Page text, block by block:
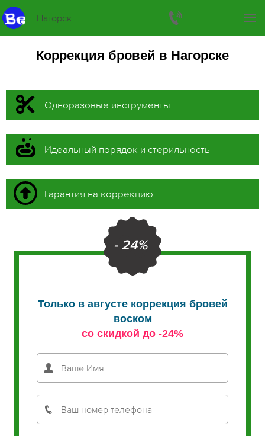
Нагорск
Коррекция бровей в Нагорске
Одноразовые инструменты
Идеальный порядок и стерильность
Гарантия на коррекцию
- 24%
Только в августе коррекция бровей
воском
со скидкой до -24%